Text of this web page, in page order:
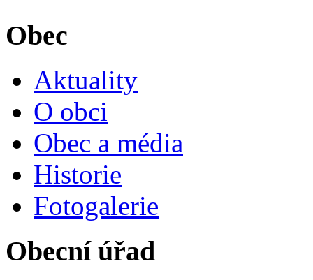
Obec
Aktuality
O obci
Obec a média
Historie
Fotogalerie
Obecní úřad